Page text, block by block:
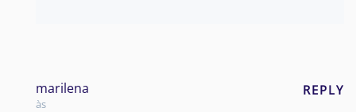
marilena
às
REPLY